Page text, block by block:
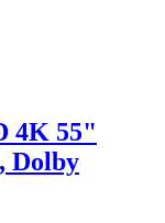
4K 55"
Dolby